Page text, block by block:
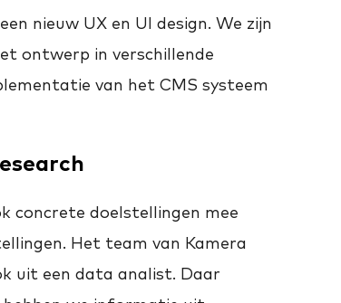
nieuw UX en UI design. We zijn
ontwerp in verschillende
van het CMS systeem
concrete doelstellingen mee
Het team van Kamera
uit een data analist. Daar